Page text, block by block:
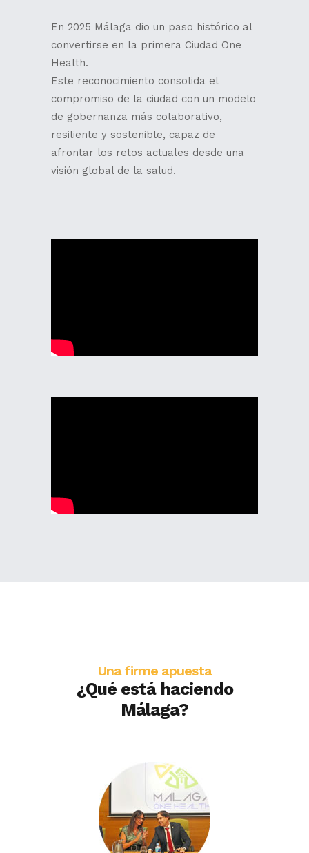
En 2025 Málaga dio un paso histórico al
convertirse en la primera Ciudad One
Health.
Este reconocimiento consolida el
compromiso de la ciudad con un modelo
de gobernanza más colaborativo,
resiliente y sostenible, capaz de
afrontar los retos actuales desde una
visión global de la salud.
Una firme apuesta
¿Qué está haciendo
Málaga?